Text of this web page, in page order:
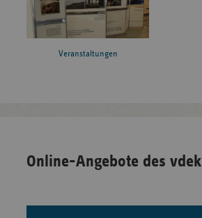
Veranstaltungen
Online-Angebote des vdek